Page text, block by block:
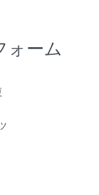
ォーム